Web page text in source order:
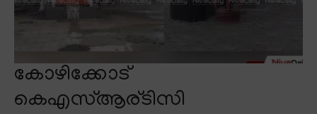
കോഴിക്കോട്
കെഎസ്ആര്ടിസി